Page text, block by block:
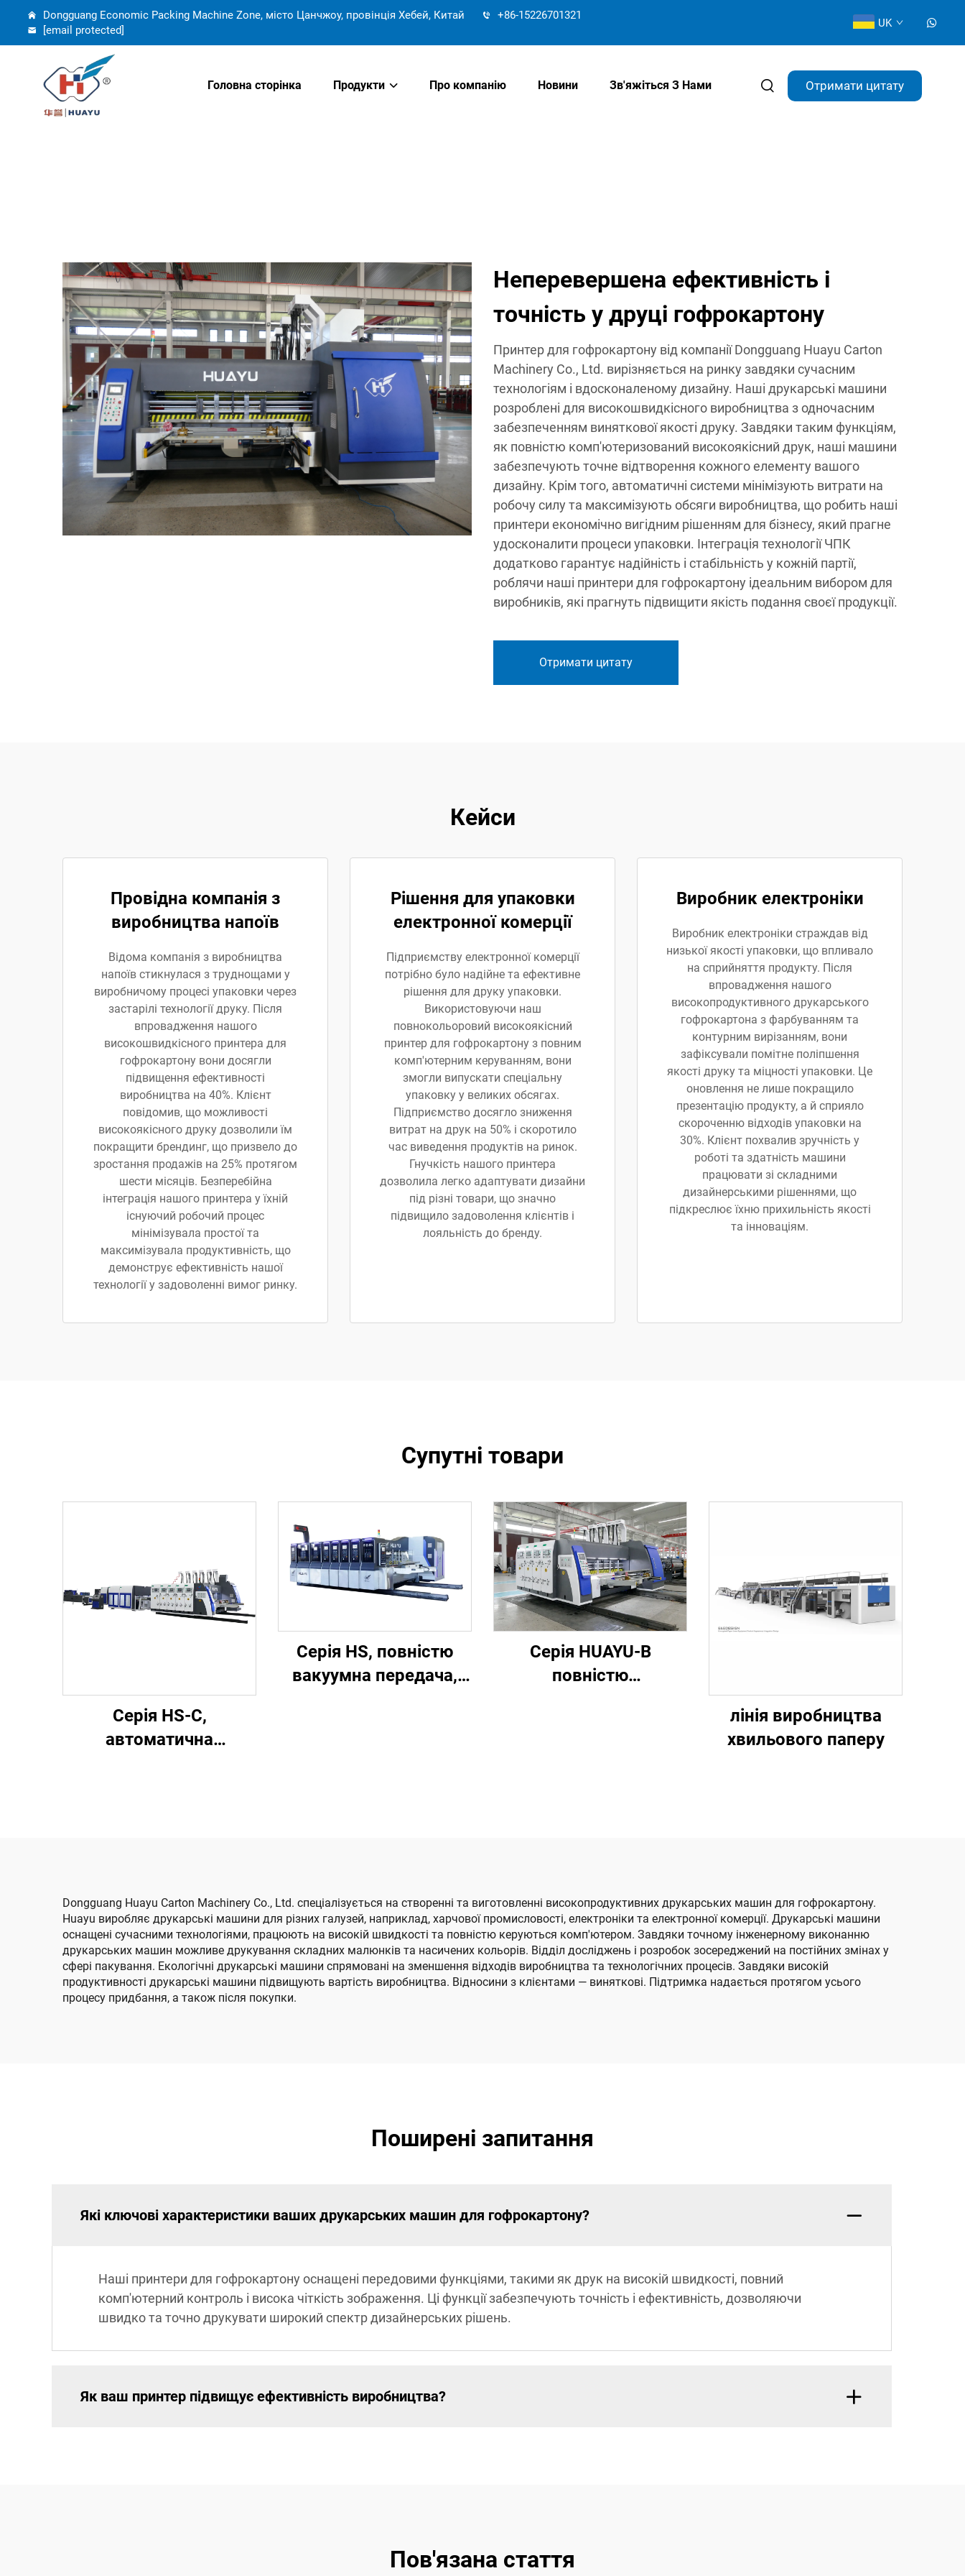
Dongguang Economic Packing Machine Zone, місто Цанчжоу, провінція Хебей, Китай
+86-15226701321
[email protected]
UK
Головна сторінка Продукти Про компанію Новини Зв'яжіться З Нами Отримати цитату
Неперевершена ефективність і
точність у друці гофрокартону
Принтер для гофрокартону від компанії Dongguang Huayu Carton
Machinery Co., Ltd. вирізняється на ринку завдяки сучасним
технологіям і вдосконаленому дизайну. Наші друкарські машини
розроблені для високошвидкісного виробництва з одночасним
забезпеченням виняткової якості друку. Завдяки таким функціям,
як повністю комп'ютеризований високоякісний друк, наші машини
забезпечують точне відтворення кожного елементу вашого
дизайну. Крім того, автоматичні системи мінімізують витрати на
робочу силу та максимізують обсяги виробництва, що робить наші
принтери економічно вигідним рішенням для бізнесу, який прагне
удосконалити процеси упаковки. Інтеграція технології ЧПК
додатково гарантує надійність і стабільність у кожній партії,
роблячи наші принтери для гофрокартону ідеальним вибором для
виробників, які прагнуть підвищити якість подання своєї продукції.
Отримати цитату
Кейси
Провідна компанія з
виробництва напоїв
Відома компанія з виробництва
напоїв стикнулася з труднощами у
виробничому процесі упаковки через
застарілі технології друку. Після
впровадження нашого
високошвидкісного принтера для
гофрокартону вони досягли
підвищення ефективності
виробництва на 40%. Клієнт
повідомив, що можливості
високоякісного друку дозволили їм
покращити брендинг, що призвело до
зростання продажів на 25% протягом
шести місяців. Безперебійна
інтеграція нашого принтера у їхній
існуючий робочий процес
мінімізувала простої та
максимізувала продуктивність, що
демонструє ефективність нашої
технології у задоволенні вимог ринку.
Рішення для упаковки
електронної комерції
Підприємству електронної комерції
потрібно було надійне та ефективне
рішення для друку упаковки.
Використовуючи наш
повнокольоровий високоякісний
принтер для гофрокартону з повним
комп'ютерним керуванням, вони
змогли випускати спеціальну
упаковку у великих обсягах.
Підприємство досягло зниження
витрат на друк на 50% і скоротило
час виведення продуктів на ринок.
Гнучкість нашого принтера
дозволила легко адаптувати дизайни
під різні товари, що значно
підвищило задоволення клієнтів і
лояльність до бренду.
Виробник електроніки
Виробник електроніки страждав від
низької якості упаковки, що впливало
на сприйняття продукту. Після
впровадження нашого
високопродуктивного друкарського
гофрокартона з фарбуванням та
контурним вирізанням, вони
зафіксували помітне поліпшення
якості друку та міцності упаковки. Це
оновлення не лише покращило
презентацію продукту, а й сприяло
скороченню відходів упаковки на
30%. Клієнт похвалив зручність у
роботі та здатність машини
працювати зі складними
дизайнерськими рішеннями, що
підкреслює їхню прихильність якості
та інноваціям.
Супутні товари
Серія HS-C,
автоматична
Серія HS, повністю
вакуумна передача,
Серія HUAYU-B
повністю
лінія виробництва
хвильового паперу
Dongguang Huayu Carton Machinery Co., Ltd. спеціалізується на створенні та виготовленні високопродуктивних друкарських машин для гофрокартону.
Huayu виробляє друкарські машини для різних галузей, наприклад, харчової промисловості, електроніки та електронної комерції. Друкарські машини
оснащені сучасними технологіями, працюють на високій швидкості та повністю керуються комп'ютером. Завдяки точному інженерному виконанню
друкарських машин можливе друкування складних малюнків та насичених кольорів. Відділ досліджень і розробок зосереджений на постійних змінах у
сфері пакування. Екологічні друкарські машини спрямовані на зменшення відходів виробництва та технологічних процесів. Завдяки високій
продуктивності друкарські машини підвищують вартість виробництва. Відносини з клієнтами — виняткові. Підтримка надається протягом усього
процесу придбання, а також після покупки.
Поширені запитання
Які ключові характеристики ваших друкарських машин для гофрокартону?
Наші принтери для гофрокартону оснащені передовими функціями, такими як друк на високій швидкості, повний
комп'ютерний контроль і висока чіткість зображення. Ці функції забезпечують точність і ефективність, дозволяючи
швидко та точно друкувати широкий спектр дизайнерських рішень.
Як ваш принтер підвищує ефективність виробництва?
Пов'язана стаття